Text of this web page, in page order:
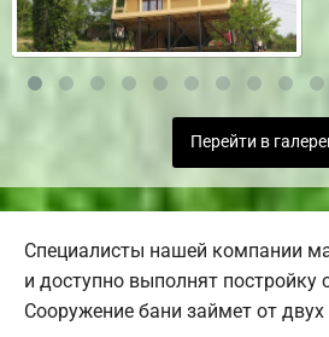
Перейти в
Специалисты нашей компании
и доступно выполнят постройку
Сооружение бани займет от двух